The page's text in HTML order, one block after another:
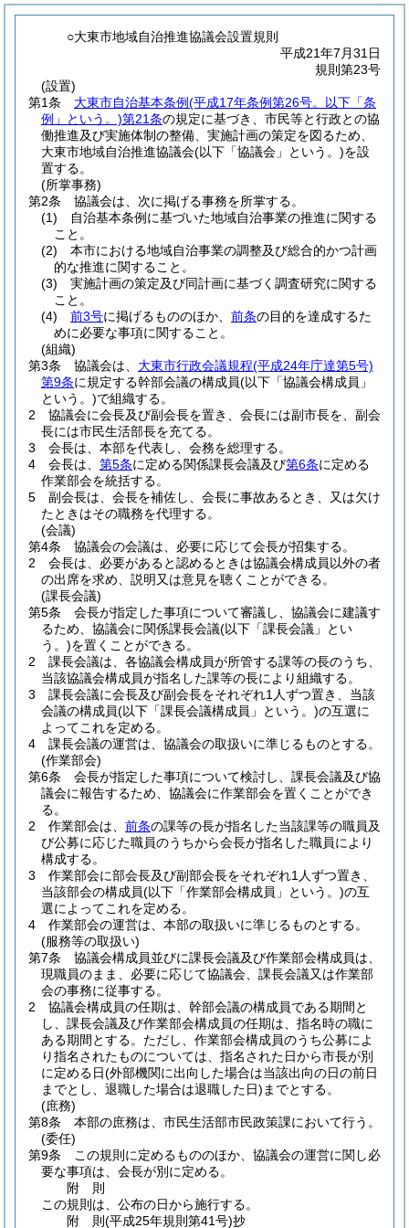
○大東市地域自治推進協議会設置規則
平成21年7月31日
規則第23号
(設置)
第1条
大東市自治基本条例(平成17年条例第26号。以下「条
例」という。)第21条の規定に基づき、市民等と行政との協
働推進及び実施体制の整備、実施計画の策定を図るため、
大東市地域自治推進協議会(以下「協議会」という。)を設
置する。
(所掌事務)
第2条
協議会は、次に掲げる事務を所掌する。
(1)
自治基本条例に基づいた地域自治事業の推進に関する
こと。
(2)
本市における地域自治事業の調整及び総合的かつ計画
的な推進に関すること。
(3)
実施計画の策定及び同計画に基づく調査研究に関する
こと。
(4)
前3号に掲げるもののほか、 前条の目的を達成するた
めに必要な事項に関すること。
(組織)
第3条
協議会は、 大東市行政会議規程(平成24年庁達第5号)
第9条に規定する幹部会議の構成員(以下「協議会構成員」
という。)で組織する。
2
協議会に会長及び副会長を置き、会長には副市長を、副会
長には市民生活部長を充てる。
3
会長は、本部を代表し、会務を総理する。
4
会長は、 第5条に定める関係課長会議及び第6条に定める
作業部会を統括する。
5
副会長は、会長を補佐し、会長に事故あるとき、又は欠け
たときはその職務を代理する。
(会議)
第4条
協議会の会議は、必要に応じて会長が招集する。
2
会長は、必要があると認めるときは協議会構成員以外の者
の出席を求め、説明又は意見を聴くことができる。
(課長会議)
第5条
会長が指定した事項について審議し、協議会に建議す
るため、協議会に関係課長会議(以下「課長会議」とい
う。)を置くことができる。
2
課長会議は、各協議会構成員が所管する課等の長のうち、
当該協議会構成員が指名した課等の長により組織する。
3
課長会議に会長及び副会長をそれぞれ1人ずつ置き、当該
会議の構成員(以下「課長会議構成員」という。)の互選に
よってこれを定める。
4
課長会議の運営は、協議会の取扱いに準じるものとする。
(作業部会)
第6条
会長が指定した事項について検討し、課長会議及び協
議会に報告するため、協議会に作業部会を置くことができ
る。
2
作業部会は、 前条の課等の長が指名した当該課等の職員及
び公募に応じた職員のうちから会長が指名した職員により
構成する。
3
作業部会に部会長及び副部会長をそれぞれ1人ずつ置き、
当該部会の構成員(以下「作業部会構成員」という。)の互
選によってこれを定める。
4
作業部会の運営は、本部の取扱いに準じるものとする。
(服務等の取扱い)
第7条
協議会構成員並びに課長会議及び作業部会構成員は、
現職員のまま、必要に応じて協議会、課長会議又は作業部
会の事務に従事する。
2
協議会構成員の任期は、幹部会議の構成員である期間と
し、課長会議及び作業部会構成員の任期は、指名時の職に
ある期間とする。 ただし、作業部会構成員のうち公募によ
り指名されたものについては、指名された日から市長が別
に定める日(外部機関に出向した場合は当該出向の日の前日
までとし、退職した場合は退職した日) までとする。
(庶務)
第8条
本部の庶務は、市民生活部市民政策課において行う。
(委任)
第9条
この規則に定めるもののほか、協議会の運営に関し必
要な事項は、会長が別に定める。
附 則
この規則は、公布の日から施行する。
附 則(平成25年規則第41号)抄